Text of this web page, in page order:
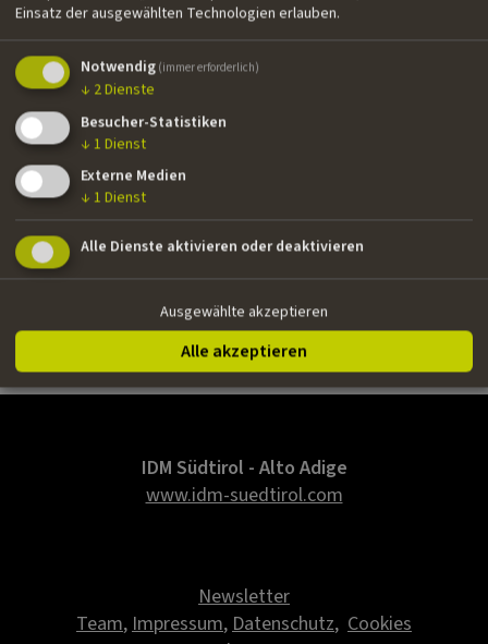
von Valentina Pedicini sowie für
Martine De Biasi. Seit 2005 arbeitet er hauptsächlich als
freiberuflicher Regisseur und Komponist.
Nationalität
Italienisch
E-Mail
federicocampana81@gmail.com
www.campanafederico.blogspot.com
IDM Südtirol - Alto Adige
www.idm-suedtirol.com
Newsletter
Team,Impressum,Datenschutz, Cookies
Einsatz der ausgewählten Technologien erlauben.
Notwendig (immer erforderlich)
↓ 2Dienste
Besucher-Statistiken
↓ 1 Dienst
Externe Medien
↓ 1 Dienst
Alle Dienste aktivieren oder deaktivieren
Ausgewählte akzeptieren
Alle akzeptieren